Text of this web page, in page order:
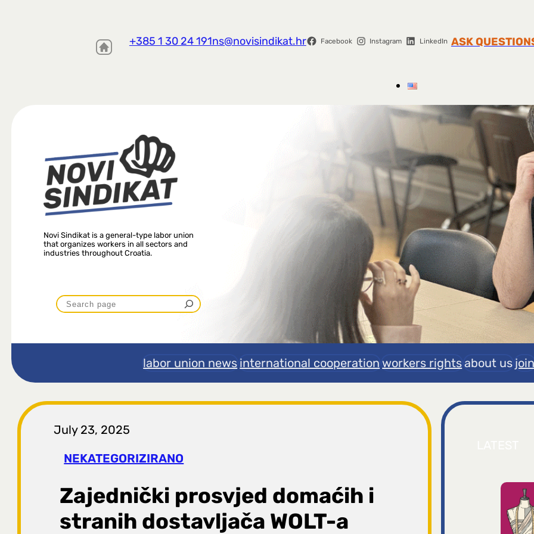
+385 1 30 24 191ns@novisindikat.hr Facebook Instagram LinkedIn ASK
Novi Sindikat is a general-type labor union
that organizes workers in all sectors and
industries throughout Croatia.
P
r
t
r
a
g
a
labor union news international cooperation workers rightsabout us
July 23, 2025
NEKATEGORIZIRANO
Zajednički prosvjed domaćih i
stranih dostavljača WOLT-a